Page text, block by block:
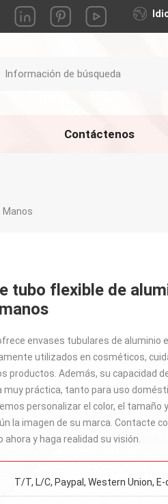
Contáctenos
Manos
tubo flexible de
envases tubulares de aluminio
utilizados en cosméticos,
productos. Además, su capacidad
práctica, tanto para uso
personalizar el color, el tamaño
la imagen de su marca. Contacte
ahora y haga realidad su visión.
T/T, L/C, Paypal, Western Union,